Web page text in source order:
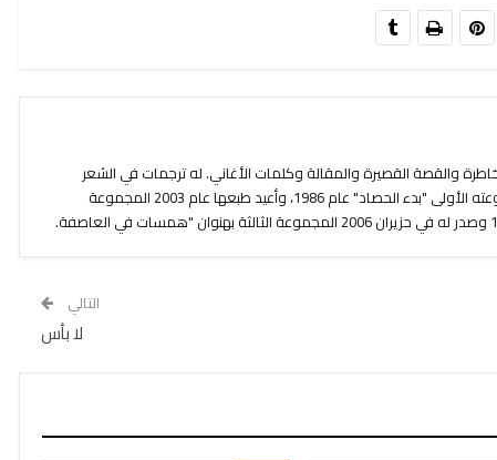
،كتب الشعر والخاطرة والقصة القصيرة والمقالة وكلمات الأغاني. له ترجمات في الشعر
والمقالات وأدب الأطفال. أصدر مجموعته الأولى "بدء الحصاد" عام 1986، وأعيد طبعها عام 2003 المجموعة
التالي
لا بأس